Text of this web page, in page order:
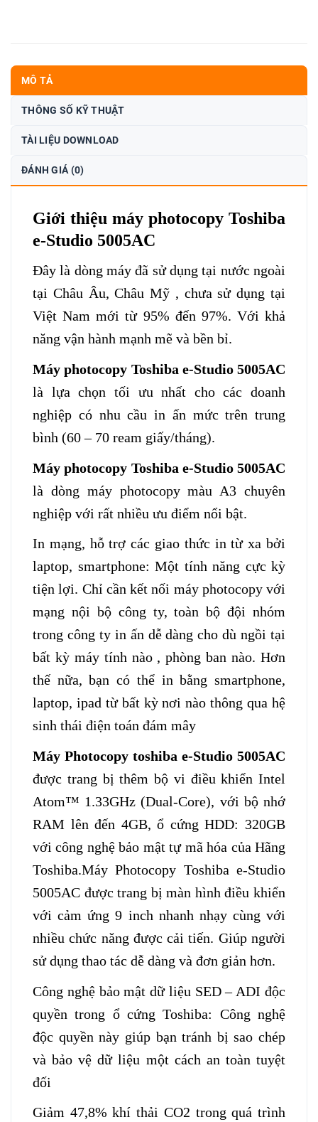
MÔ TẢ
THÔNG SỐ KỸ THUẬT
TÀI LIỆU DOWNLOAD
ĐÁNH GIÁ (0)
Giới thiệu máy photocopy Toshiba
e-Studio 5005AC
Đây là dòng máy đã sử dụng tại nước ngoài
tại Châu Âu, Châu Mỹ , chưa sử dụng tại
Việt Nam mới từ 95% đến 97%. Với khả
năng vận hành mạnh mẽ và bền bỉ.
Máy photocopy Toshiba e-Studio 5005AC
là lựa chọn tối ưu nhất cho các doanh
nghiệp có nhu cầu in ấn mức trên trung
bình (60 – 70 ream giấy/tháng).
Máy photocopy Toshiba e-Studio 5005AC
là dòng máy photocopy màu A3 chuyên
nghiệp với rất nhiều ưu điểm nổi bật.
In mạng, hỗ trợ các giao thức in từ xa bởi
laptop, smartphone: Một tính năng cực kỳ
tiện lợi. Chỉ cần kết nối máy photocopy với
mạng nội bộ công ty, toàn bộ đội nhóm
trong công ty in ấn dễ dàng cho dù ngồi tại
bất kỳ máy tính nào , phòng ban nào. Hơn
thế nữa, bạn có thể in bằng smartphone,
laptop, ipad từ bất kỳ nơi nào thông qua hệ
sinh thái điện toán đám mây
Máy Photocopy toshiba e-Studio 5005AC
được trang bị thêm bộ vi điều khiển Intel
Atom™ 1.33GHz (Dual-Core), với bộ nhớ
RAM lên đến 4GB, ổ cứng HDD: 320GB
với công nghệ bảo mật tự mã hóa của Hãng
Toshiba.Máy Photocopy Toshiba e-Studio
5005AC được trang bị màn hình điều khiển
với cảm ứng 9 inch nhanh nhạy cùng với
nhiều chức năng được cải tiến. Giúp người
sử dụng thao tác dễ dàng và đơn giản hơn.
Công nghệ bảo mật dữ liệu SED – ADI độc
quyền trong ổ cứng Toshiba: Công nghệ
độc quyền này giúp bạn tránh bị sao chép
và bảo vệ dữ liệu một cách an toàn tuyệt
đối
Giảm 47,8% khí thải CO2 trong quá trình